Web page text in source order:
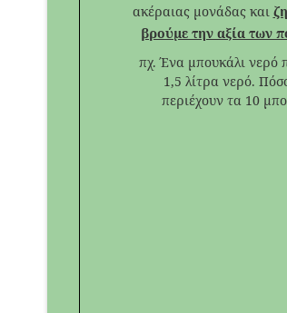
ακέραιας μονάδας και
βρούμε την αξία των
πχ. Ένα μπουκάλι νερό
1,5 λίτρα νερό. Πόσο
περιέχουν τα 10